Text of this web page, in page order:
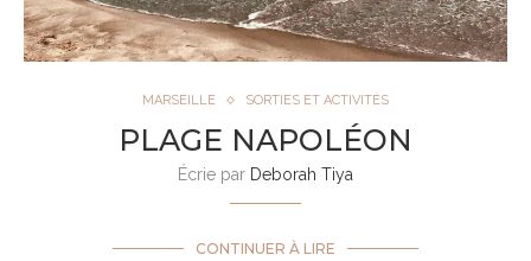
MARSEILLE SORTIES ET ACTIVITÉS
PLAGE NAPOLÉON
Écrie par Deborah Tiya
CONTINUER À LIRE